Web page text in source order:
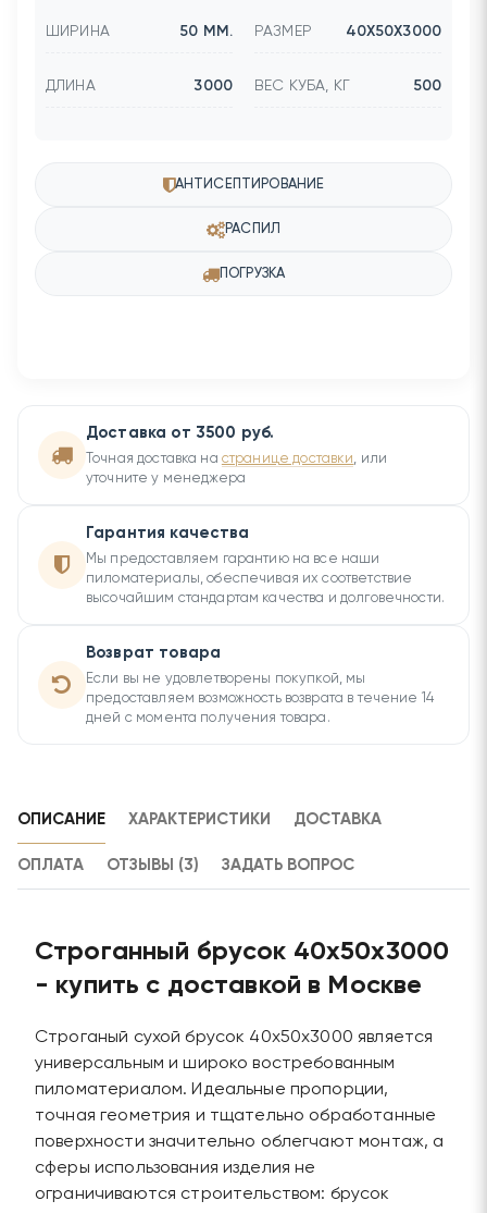
ШИРИНА 50 ММ. РАЗМЕР 40Х50Х3000
ДЛИНА 3000 ВЕС КУБА, КГ 500
АНТИСЕПТИРОВАНИЕ
РАСПИЛ
ПОГРУЗКА
Доставка от 3500 руб.
Точная доставка на странице доставки, или
уточните у менеджера
Гарантия качества
Мы предоставляем гарантию на все наши
пиломатериалы, обеспечивая их соответствие
высочайшим стандартам качества и долговечности.
Возврат товара
Если вы не удовлетворены покупкой, мы
предоставляем возможность возврата в течение 14
дней с момента получения товара.
ОПИСАНИЕ ХАРАКТЕРИСТИКИ ДОСТАВКА
ОПЛАТА ОТЗЫВЫ (3) ЗАДАТЬ ВОПРОС
Строганный брусок 40х50х3000
- купить с доставкой в Москве
Строганый сухой брусок 40х50х3000 является
универсальным и широко востребованным
пиломатериалом. Идеальные пропорции,
точная геометрия и тщательно обработанные
поверхности значительно облегчают монтаж, а
сферы использования изделия не
ограничиваются строительством: брусок